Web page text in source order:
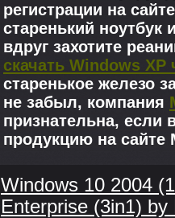
регистрации на
старенький
вдруг захотите
скачать Windows XP
старенькое железо
не забыл, компания
признательна, если
продукцию на сайте
Windows 10 2004
Enterprise (3in1)